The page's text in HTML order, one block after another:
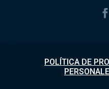
POLÍTICA DE